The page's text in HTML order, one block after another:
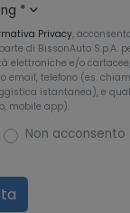
*
Privacy,
di BissonAuto S.p.A.
elettroniche e/o
email, telefono (es.
istantanea), e
mobile app).
Non acconsento